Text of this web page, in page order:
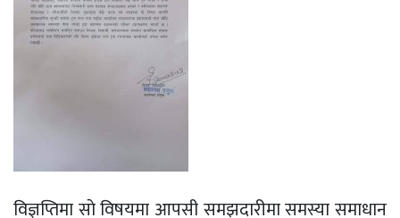
विज्ञप्तिमा साे विषयमा आपसी समझदारीमा समस्या समाधान